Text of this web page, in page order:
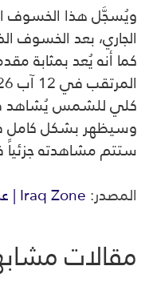
ويُسجَّل هذا الخسوف
الجاري، بعد الخسوف
كما أنه يُعد بمثابة
وسيظهر بشكل كامل
ستتم مشاهدته
المصدر:Iraq Zone | عراق زون
مقالات